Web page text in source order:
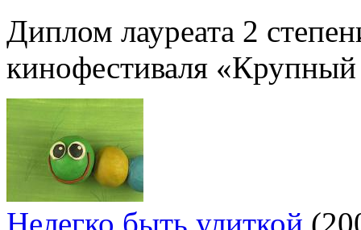
Диплом лауреата 2
кинофестиваля
Нелегко быть улиткой